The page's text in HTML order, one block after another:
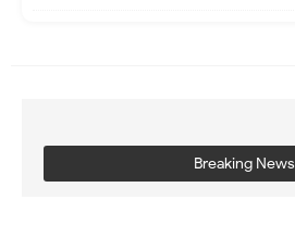
Breaking News